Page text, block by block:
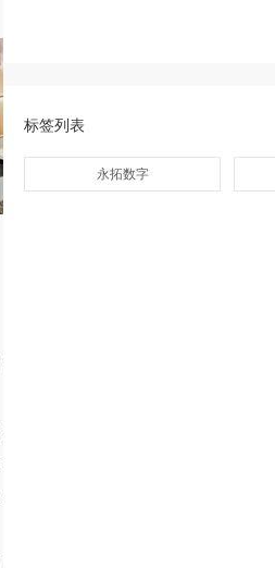
标签列表
永拓数字